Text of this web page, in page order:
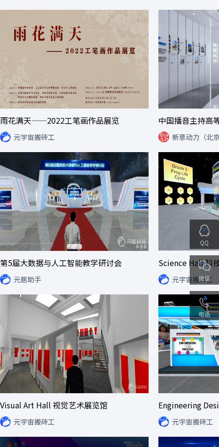
雨花满天——2022工笔画作品展览
元宇宙搬砖工
中国播音主持高
新意动力（北
第5届大数据与人工智能教学研讨会
元居助手
Science Hall 科
元宇宙搬砖工
Visual Art Hall 视觉艺术展览馆
元宇宙搬砖工
Engineering
元宇宙搬砖工
QQ
微信
电话